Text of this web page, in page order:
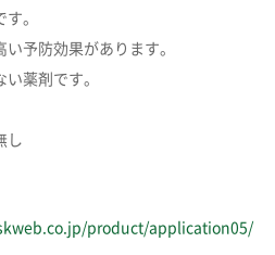
物を続ける
。
予防効果があります。
薬剤です。
し
product/application05/